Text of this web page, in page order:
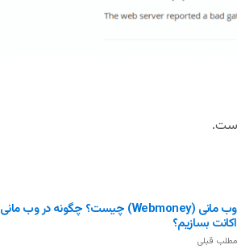
وب مانی (Webmoney) چیست؟ چگونه در وب مانی
اکانت بسازیم؟
مطلب قبلی